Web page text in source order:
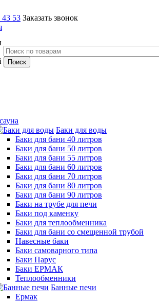
43 53 Заказать звонок
Баки для воды
Баки для бани 40 литров
Баки для бани 50 литров
Баки для бани 55 литров
Баки для бани 60 литров
Баки для бани 70 литров
Баки для бани 80 литров
Баки для бани 90 литров
Баки на трубе для печи
Баки под каменку
Баки для теплообменника
Баки для бани со смещенной трубой
Навесные баки
Баки самоварного типа
Баки Парус
Баки ЕРМАК
Теплообменники
Банные печи
Ермак